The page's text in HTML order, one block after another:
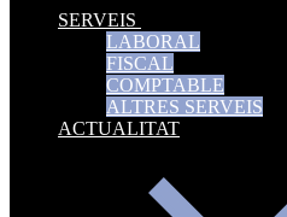
SERVEIS
LABORAL
FISCAL
COMPTABLE
ALTRES SERVEIS
ACTUALITAT